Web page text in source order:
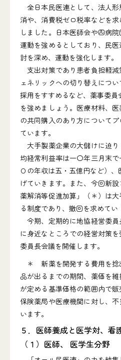
全日本民医連として、法人
消や、消費税ゼロ税率などを
しました。日本医師会や四病
運動を強めるとしており、民
討を深め、運動を強化します。
支出対策であり患者負担軽
ェネリックへの切り替えにつ
採用をすすめるなど、薬事委
を強めましょう。医療材料、
の共同購入のあり方について
ています。
大手製薬企業の大儲けに迫
均経常利益率は一〇年三月末
Ｏの年収は五・五億円など）
げていきます。また、今回新
薬解消等促進加算」（＊）は
る制度であり、撤回を求めてい
今期、定期的に地協経営委
に身近なところでの経営対策
委員長会議を開催します。
＊ 新薬を開発する費用を捻
品が出るまでの期間、薬価を
が定める基準価格の範囲内で販
保険薬局や医療機関に対し、
います。
５．医師養成と医学対、看
（１）医師、 医学生分野